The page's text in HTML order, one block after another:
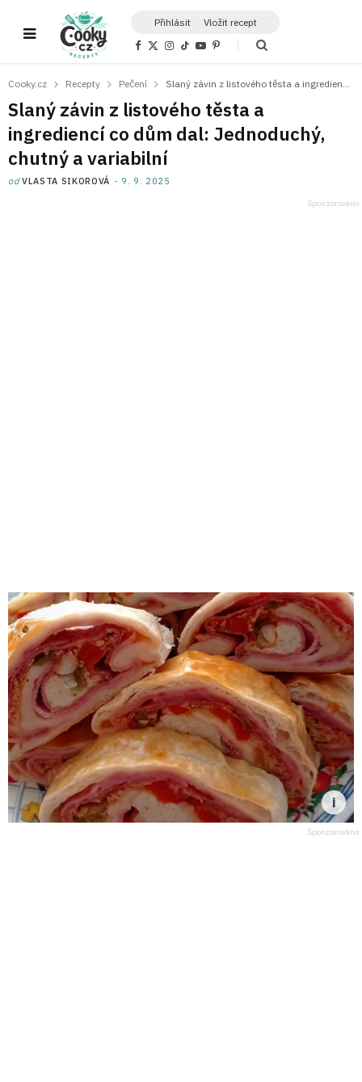
Přihlásit Vložit recept
F
b
o
k
X
i
t
e
r
)
I
a
r
a
m
T
o
Y
u
e
P
e
e
s
t
Cooky.cz Recepty Pečení
Slaný závin z listového těsta a
ingrediencí co dům dal: Jednoduchý,
chutný a variabilní
odVLASTA SIKOROVÁ 9. 9. 2025